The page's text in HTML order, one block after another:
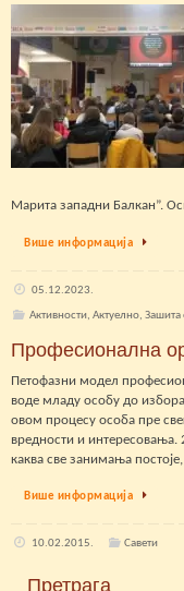
Марита западни Балкан”.
Више информација
05.12.2023.
Активности, Актуелно, Зашита
Професионална
Петофазни модел
воде младу особу до
овом процесу особа пре
вредности и интересовања.
каква све занимања
Више информација
10.02.2015. Савети
Претрага